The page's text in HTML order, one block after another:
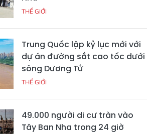
THẾ GIỚI
Trung Quốc lập kỷ lục mới với
dự án đường sắt cao tốc dưới
sông Dương Tử
THẾ GIỚI
49.000 người di cư tràn vào
Tây Ban Nha trong 24 giờ